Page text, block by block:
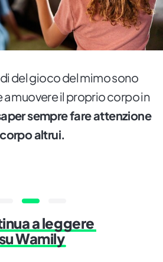
del gioco del mimo sono
a muovere il proprio corpo in
sempre fare attenzione
altrui.
a leggere
Wamily